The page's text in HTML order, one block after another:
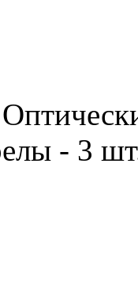
- 3